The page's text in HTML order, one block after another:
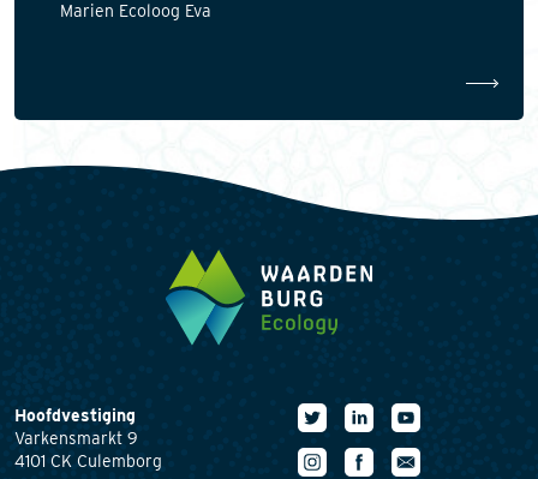
Marien Ecoloog Eva
Hoofdvestiging
Varkensmarkt 9
4101 CK Culemborg